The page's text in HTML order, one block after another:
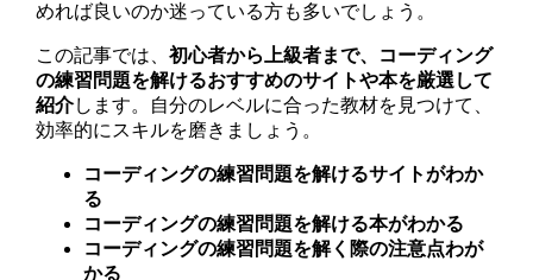
めれば良いのか迷っている方も多いでしょう。
この記事では、初心者から上級者まで、コーディング
の練習問題を解けるおすすめのサイトや本を厳選して
紹介します。自分のレベルに合った教材を見つけて、
効率的にスキルを磨きましょう。
コーディングの練習問題を解けるサイトがわか
る
コーディングの練習問題を解ける本がわかる
コーディングの練習問題を解く際の注意点わが
かる